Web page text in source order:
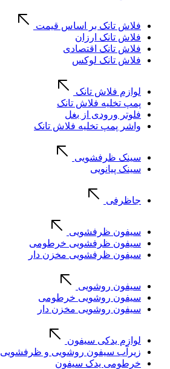
فلاش تانک بر اساس قیمت
فلاش تانک ارزان
فلاش تانک اقتصادی
فلاش تانک لوکس
لوازم فلاش تانک
پمپ تخلیه فلاش تانک
فلوتر ورودی از بغل
واشر پمپ تخلیه فلاش تانک
سینک ظرفشویی
سینک پیانویی
جاظرفی
سیفون ظرفشویی
سیفون ظرفشویی خرطومی
سیفون ظرفشویی مخزن دار
سیفون روشویی
سیفون روشویی خرطومی
سیفون روشویی مخزن دار
لوازم یدکی سیفون
زیرآب سیفون روشویی و ظرفشویی
خرطومی یدک سیفون